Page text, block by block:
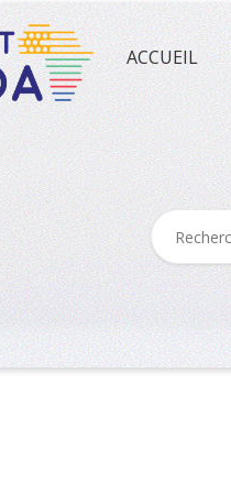
ACCUEIL